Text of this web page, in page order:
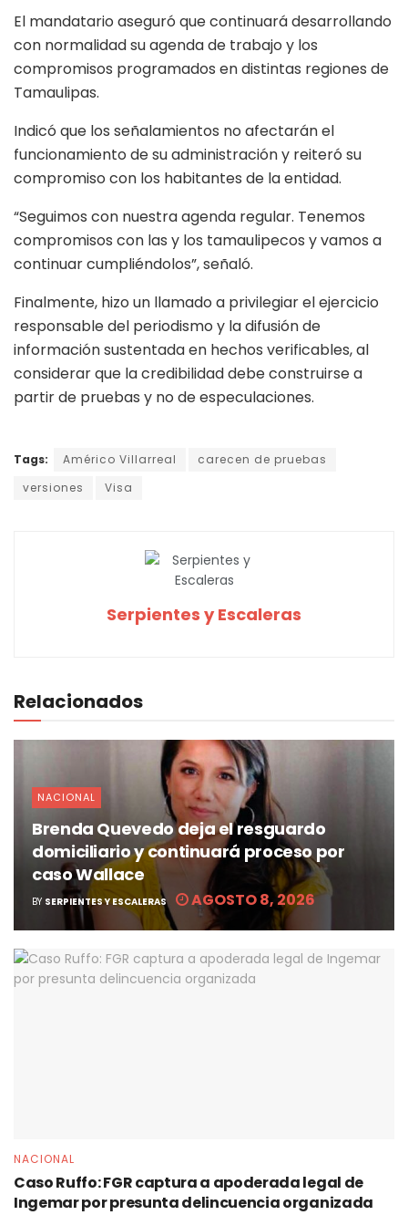
El mandatario aseguró que continuará desarrollando
con normalidad su agenda de trabajo y los
compromisos programados en distintas regiones de
Tamaulipas.
Indicó que los señalamientos no afectarán el
funcionamiento de su administración y reiteró su
compromiso con los habitantes de la entidad.
“Seguimos con nuestra agenda regular. Tenemos
compromisos con las y los tamaulipecos y vamos a
continuar cumpliéndolos”, señaló.
Finalmente, hizo un llamado a privilegiar el ejercicio
responsable del periodismo y la difusión de
información sustentada en hechos verificables, al
considerar que la credibilidad debe construirse a
partir de pruebas y no de especulaciones.
Tags: Américo Villarreal
carecen de pruebas
versiones
Visa
Serpientes y Escaleras
Relacionados
NACIONAL
Brenda Quevedo deja el resguardo
domiciliario y continuará proceso por
caso Wallace
BY SERPIENTES Y ESCALERAS AGOSTO 8, 2026
NACIONAL
Caso Ruffo: FGR captura a apoderada legal de
Ingemar por presunta delincuencia organizada